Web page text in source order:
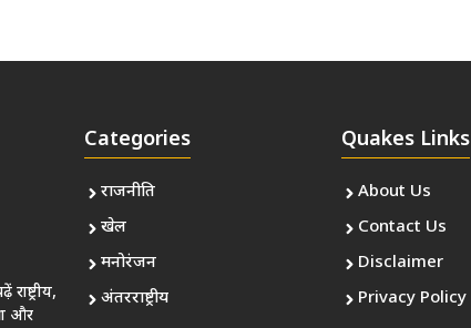
और
Categories
राजनीति
खेल
मनोरंजन
अंतरराष्ट्रीय
Quakes Links
About Us
Contact Us
Disclaimer
Privacy Policy